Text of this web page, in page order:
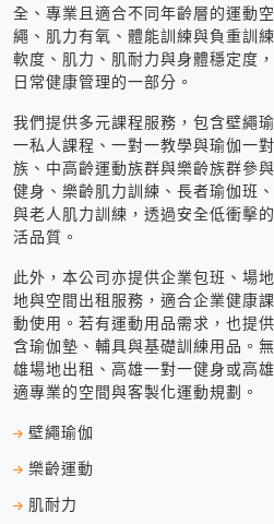
全、專業且適合不同年齡層的運動
繩、肌力有氧、體能訓練與負重訓
軟度、肌力、肌耐力與身體穩定度
日常健康管理的一部分。
我們提供多元課程服務，包含壁繩
一私人課程、一對一教學與瑜伽一
族、中高齡運動族群與樂齡族群參
健身、樂齡肌力訓練、長者瑜伽班
與老人肌力訓練，透過安全低衝擊
活品質。
此外，本公司亦提供企業包班、場
地與空間出租服務，適合企業健康
動使用。若有運動用品需求，也提
含瑜伽墊、輔具與基礎訓練用品。
雄場地出租、高雄一對一健身或高
適專業的空間與客製化運動規劃。
壁繩瑜伽
樂齡運動
肌耐力